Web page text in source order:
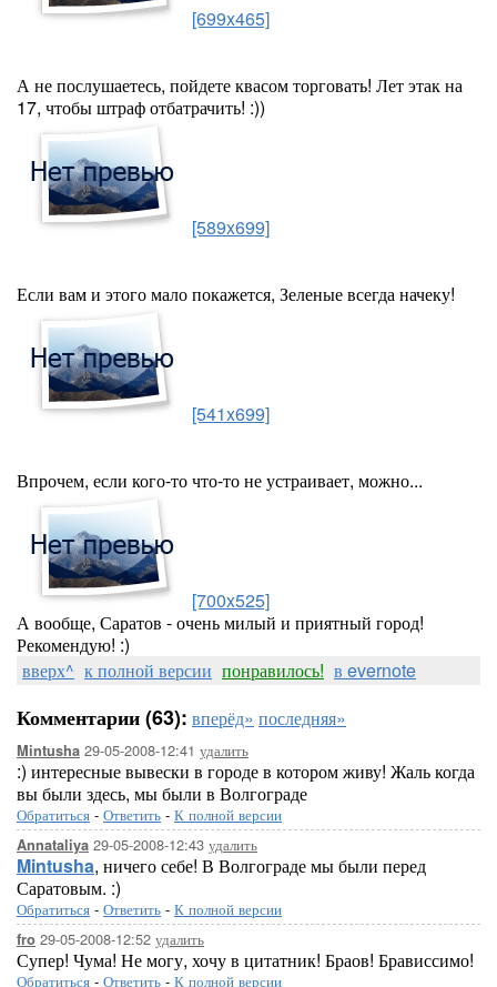
[699x465]
А не послушаетесь, пойдете квасом торговать! Лет этак на
17, чтобы штраф отбатрачить! :))
[589x699]
Если вам и этого мало покажется, Зеленые всегда начеку!
[541x699]
Впрочем, если кого-то что-то не устраивает, можно...
[700x525]
А вообще, Саратов - очень милый и приятный город!
Рекомендую! :)
вверх^ к полной версии понравилось! в evernote
Комментарии (63): вперёд» последняя»
Mintusha 29-05-2008-12:41 удалить
:) интересные вывески в городе в котором живу! Жаль когда
вы были здесь, мы были в Волгограде
Обратиться - Ответить - К полной версии
Annataliya 29-05-2008-12:43 удалить
Mintusha, ничего себе! В Волгограде мы были перед
Саратовым. :)
Обратиться - Ответить - К полной версии
fro 29-05-2008-12:52 удалить
Супер! Чума! Не могу, хочу в цитатник! Браов! Брависсимо!
Обратиться - Ответить - К полной версии